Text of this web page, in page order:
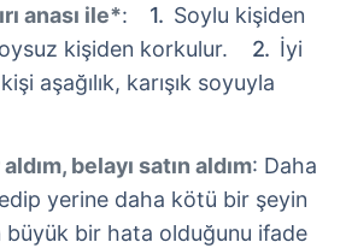
anası ile*:
Soylu kişiden
kişiden korkulur.
İyi
aşağılık, karışık soyuyla
belayı satın aldım: Daha
yerine daha kötü bir şeyin
büyük bir hata olduğunu ifade